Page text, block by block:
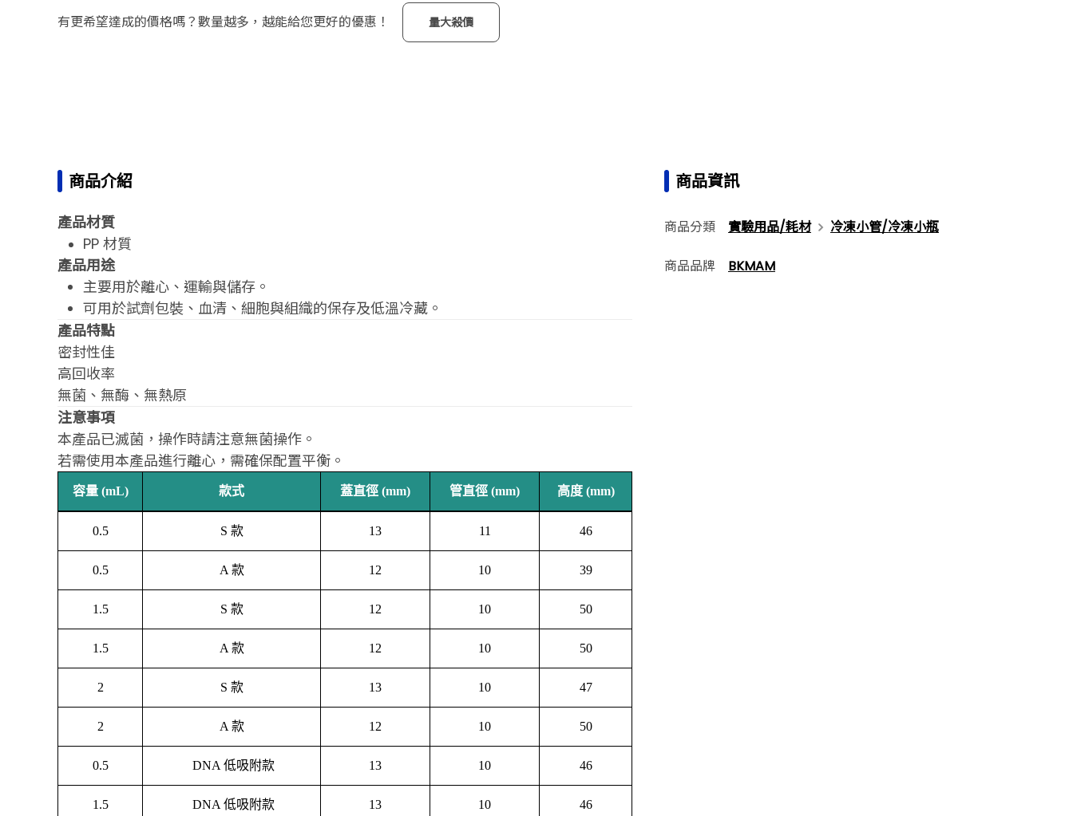
有更希望達成的價格嗎？數量越多，越能給您更好的優惠！ 量大殺價
商品介紹
產品材質
PP 材質
產品用途
主要用於離心、運輸與儲存。
可用於試劑包裝、血清、細胞與組織的保存及低溫冷藏。
產品特點
密封性佳
高回收率
無菌、無酶、無熱原
注意事項
本產品已滅菌，操作時請注意無菌操作。
若需使用本產品進行離心，需確保配置平衡。
容量 (mL) 款式 蓋直徑 (mm) 管直徑 (mm) 高度 (mm)
0.5 S 款 13 11 46
0.5 A 款 12 10 39
1.5 S 款 12 10 50
1.5 A 款 12 10 50
2 S 款 13 10 47
2 A 款 12 10 50
0.5 DNA 低吸附款 13 10 46
1.5 DNA 低吸附款 13 10 46
商品資訊
商品分類 實驗用品/耗材 冷凍小管/冷凍小瓶
商品品牌 BKMAM